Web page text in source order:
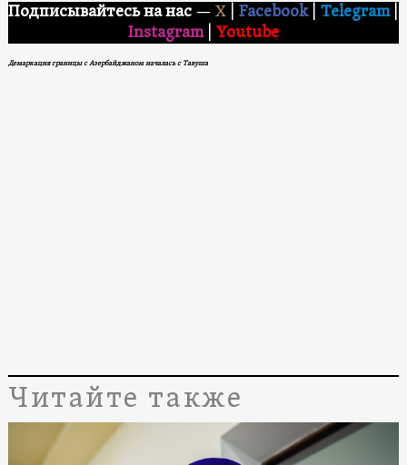
Подписывайтесь на нас — X Facebook Telegram|
Instagram
Youtube
Демаркация границы с Азербайджаном началась с Тавуша
Читайте также